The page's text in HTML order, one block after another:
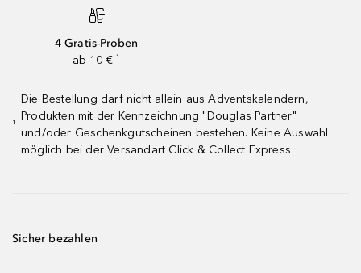
4 Gratis-Proben
ab 10 € ¹
¹
Die Bestellung darf nicht allein aus Adventskalendern,
Produkten mit der Kennzeichnung "Douglas Partner"
und/oder Geschenkgutscheinen bestehen. Keine Auswahl
möglich bei der Versandart Click & Collect Express
Sicher bezahlen